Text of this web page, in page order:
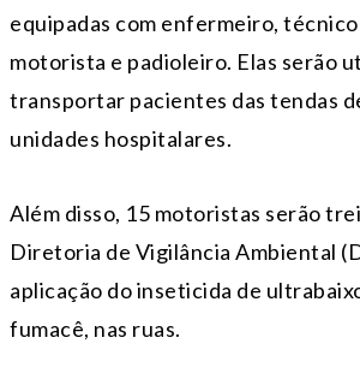
equipadas com enfermeiro,
motorista e padioleiro. Elas serão
transportar pacientes das tendas
unidades hospitalares.
Além disso, 15 motoristas serão
Diretoria de Vigilância Ambiental
aplicação do inseticida de
fumacê, nas ruas.